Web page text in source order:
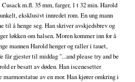
m.fl. 35 mm, farger, 1 t 32 min. Harold
eksklusivt innredet rom. En ung mann
til å henge seg. Han skriver avskjedsbrev og
løkken om halsen. Moren kommer inn for å
mannen Harold henger og raller i tauet,
får gjester til middag "...and please try and be
er besatt av døden. Han iscenesetter
marmorstatue av en mor. Han kjører omkring i